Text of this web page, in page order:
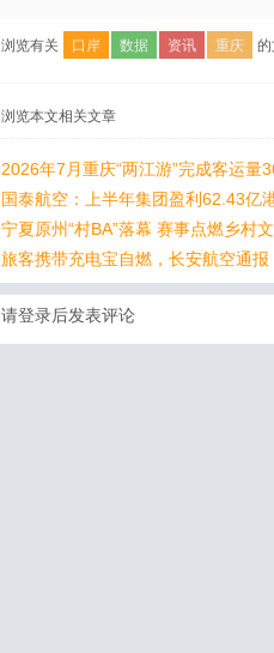
浏览有关 口岸 数据 资讯 重庆
浏览本文相关文章
2026年7月重庆“两江游”完成客运量
国泰航空：上半年集团盈利62.43亿
宁夏原州“村BA”落幕 赛事点燃乡村
旅客携带充电宝自燃，长安航空通报
请登录后发表评论